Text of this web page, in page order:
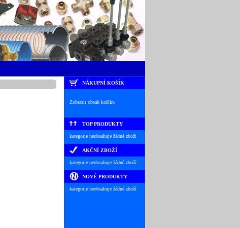
NÁKUPNÍ KOŠÍK
Zobrazit obsah košíku
TOP PRODUKTY
kategorie neobsahuje žádné zboží
AKČNÍ ZBOŽÍ
kategorie neobsahuje žádné zboží
NOVÉ PRODUKTY
kategorie neobsahuje žádné zboží